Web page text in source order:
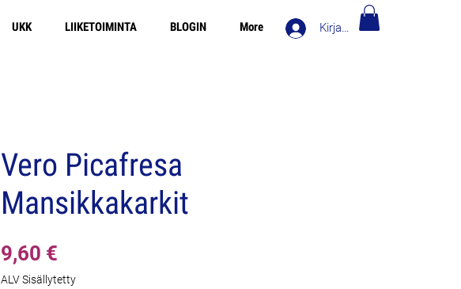
Kirjaudu
UKK LIIKETOIMINTA BLOGIN More
Vero Picafresa
Mansikkakarkit
9,60 €
ALV Sisällytetty